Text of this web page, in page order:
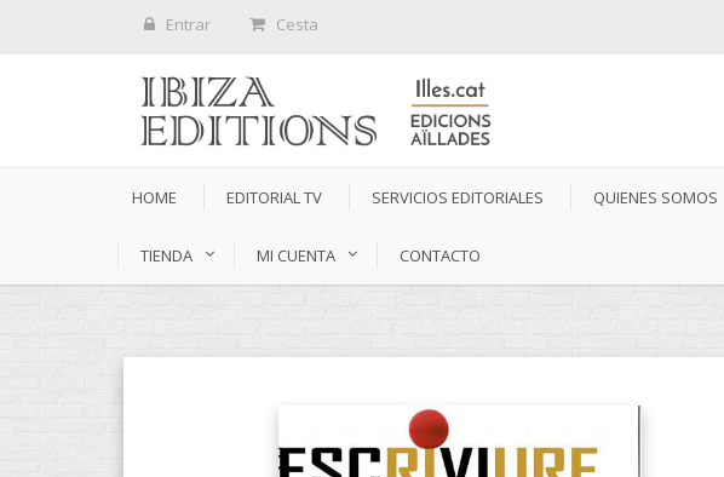
Entrar Cesta
HOME EDITORIAL TV SERVICIOS EDITORIALES QUIENES SOMOS
TIENDA MI CUENTA CONTACTO